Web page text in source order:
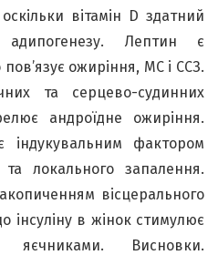
вітамін D здатний
адипогенезу. Лептин є
ожиріння, МС і ССЗ.
та серцево-судинних
андроїдне ожиріння.
індукувальним фактором
та локального запалення.
вісцерального
інсуліну в жінок стимулює
яєчниками. Висновки.